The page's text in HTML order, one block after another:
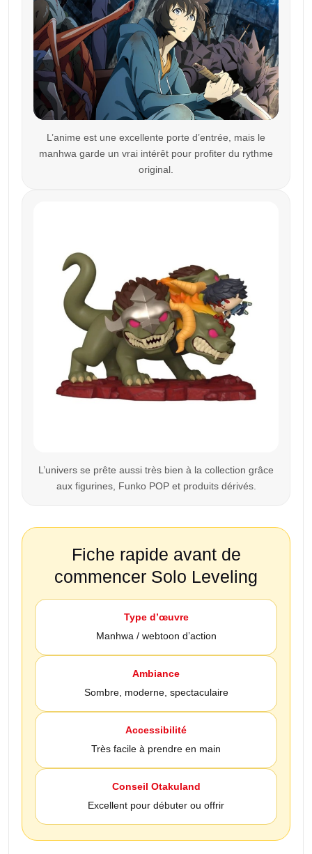
L’anime est une excellente porte d’entrée, mais le
manhwa garde un vrai intérêt pour profiter du rythme
original.
L’univers se prête aussi très bien à la collection grâce
aux figurines, Funko POP et produits dérivés.
Fiche rapide avant de
commencer Solo Leveling
Type d’œuvre
Manhwa / webtoon d’action
Ambiance
Sombre, moderne, spectaculaire
Accessibilité
Très facile à prendre en main
Conseil Otakuland
Excellent pour débuter ou offrir